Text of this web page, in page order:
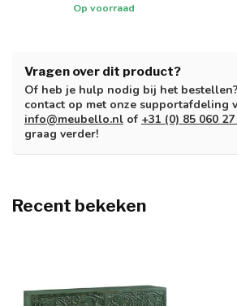
Op voorraad
Vragen over dit product?
Of heb je hulp nodig bij het
contact op met onze supportafdeling
info@meubello.nl of +31 (0) 85 060
graag verder!
Recent bekeken